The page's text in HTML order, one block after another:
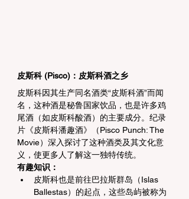
皮斯科 (Pisco)：皮斯科酒之乡
皮斯科因其生产同名酒类“皮斯科酒”而闻
名，这种酒是秘鲁国家饮品，也是许多鸡
尾酒（如皮斯科酸酒）的主要成分。纪录
片《皮斯科潘趣酒》（Pisco Punch: The
Movie）深入探讨了这种酒类及其文化意
义，使更多人了解这一独特传统。
有趣知识：
皮斯科也是前往巴拉斯群岛（Islas
Ballestas）的起点，这些岛屿被称为